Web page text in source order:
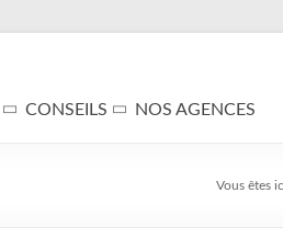
CONSEILS NOS AGENCES
Vous êtes